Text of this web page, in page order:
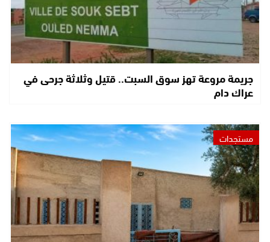
جريمة مروعة تهز سوق السبت.. قتيل وثلاثة جرحى في
عراك دام
مستجدات